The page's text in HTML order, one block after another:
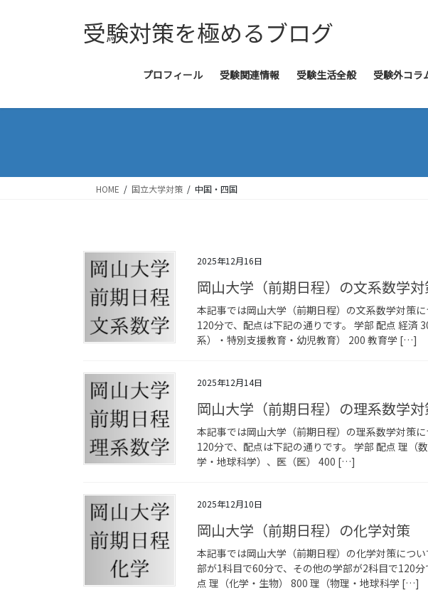
ス
ン
受験対策を極めるブログ
プロフィール 受験関連情報 受験生活全般 受験外コラ
HOME 国立大学対策 中国・四国
2025年12月16日
岡山大学（前期日程）の文系数学
本記事では岡山大学（前期日程）の文系数学対策
120分で、配点は下記の通りです。 学部 配点 経済
系）・特別支援教育・幼児教育） 200 教育学 […]
2025年12月14日
岡山大学（前期日程）の理系数学
本記事では岡山大学（前期日程）の理系数学対策
120分で、配点は下記の通りです。 学部 配点 理（
学・地球科学）、医（医） 400 […]
2025年12月10日
岡山大学（前期日程）の化学対策
本記事では岡山大学（前期日程）の化学対策につ
部が1科目で60分で、その他の学部が2科目で120
点 理（化学・生物） 800 理（物理・地球科学 […]